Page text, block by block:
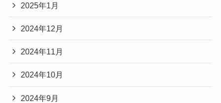
2025年1月
2024年12月
2024年11月
2024年10月
2024年9月